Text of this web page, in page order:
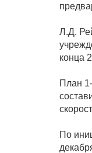
Л.Д.
конца
План
По